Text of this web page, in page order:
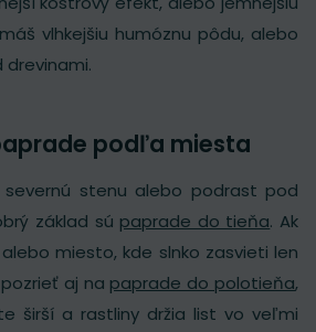
vlhkejšiu humóznu pôdu, alebo
drevinami.
podľa miesta
severnú stenu alebo podrast pod
základ sú paprade do tieňa. Ak
miesto, kde slnko zasvieti len
aj na paprade do polotieňa,
širší a rastliny držia list vo veľmi